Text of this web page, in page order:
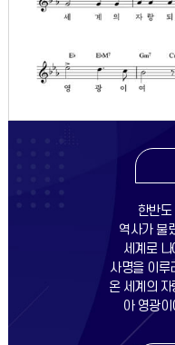
한반도
역사가 불
세계로
사명을 이루
온 세계의
아 영광